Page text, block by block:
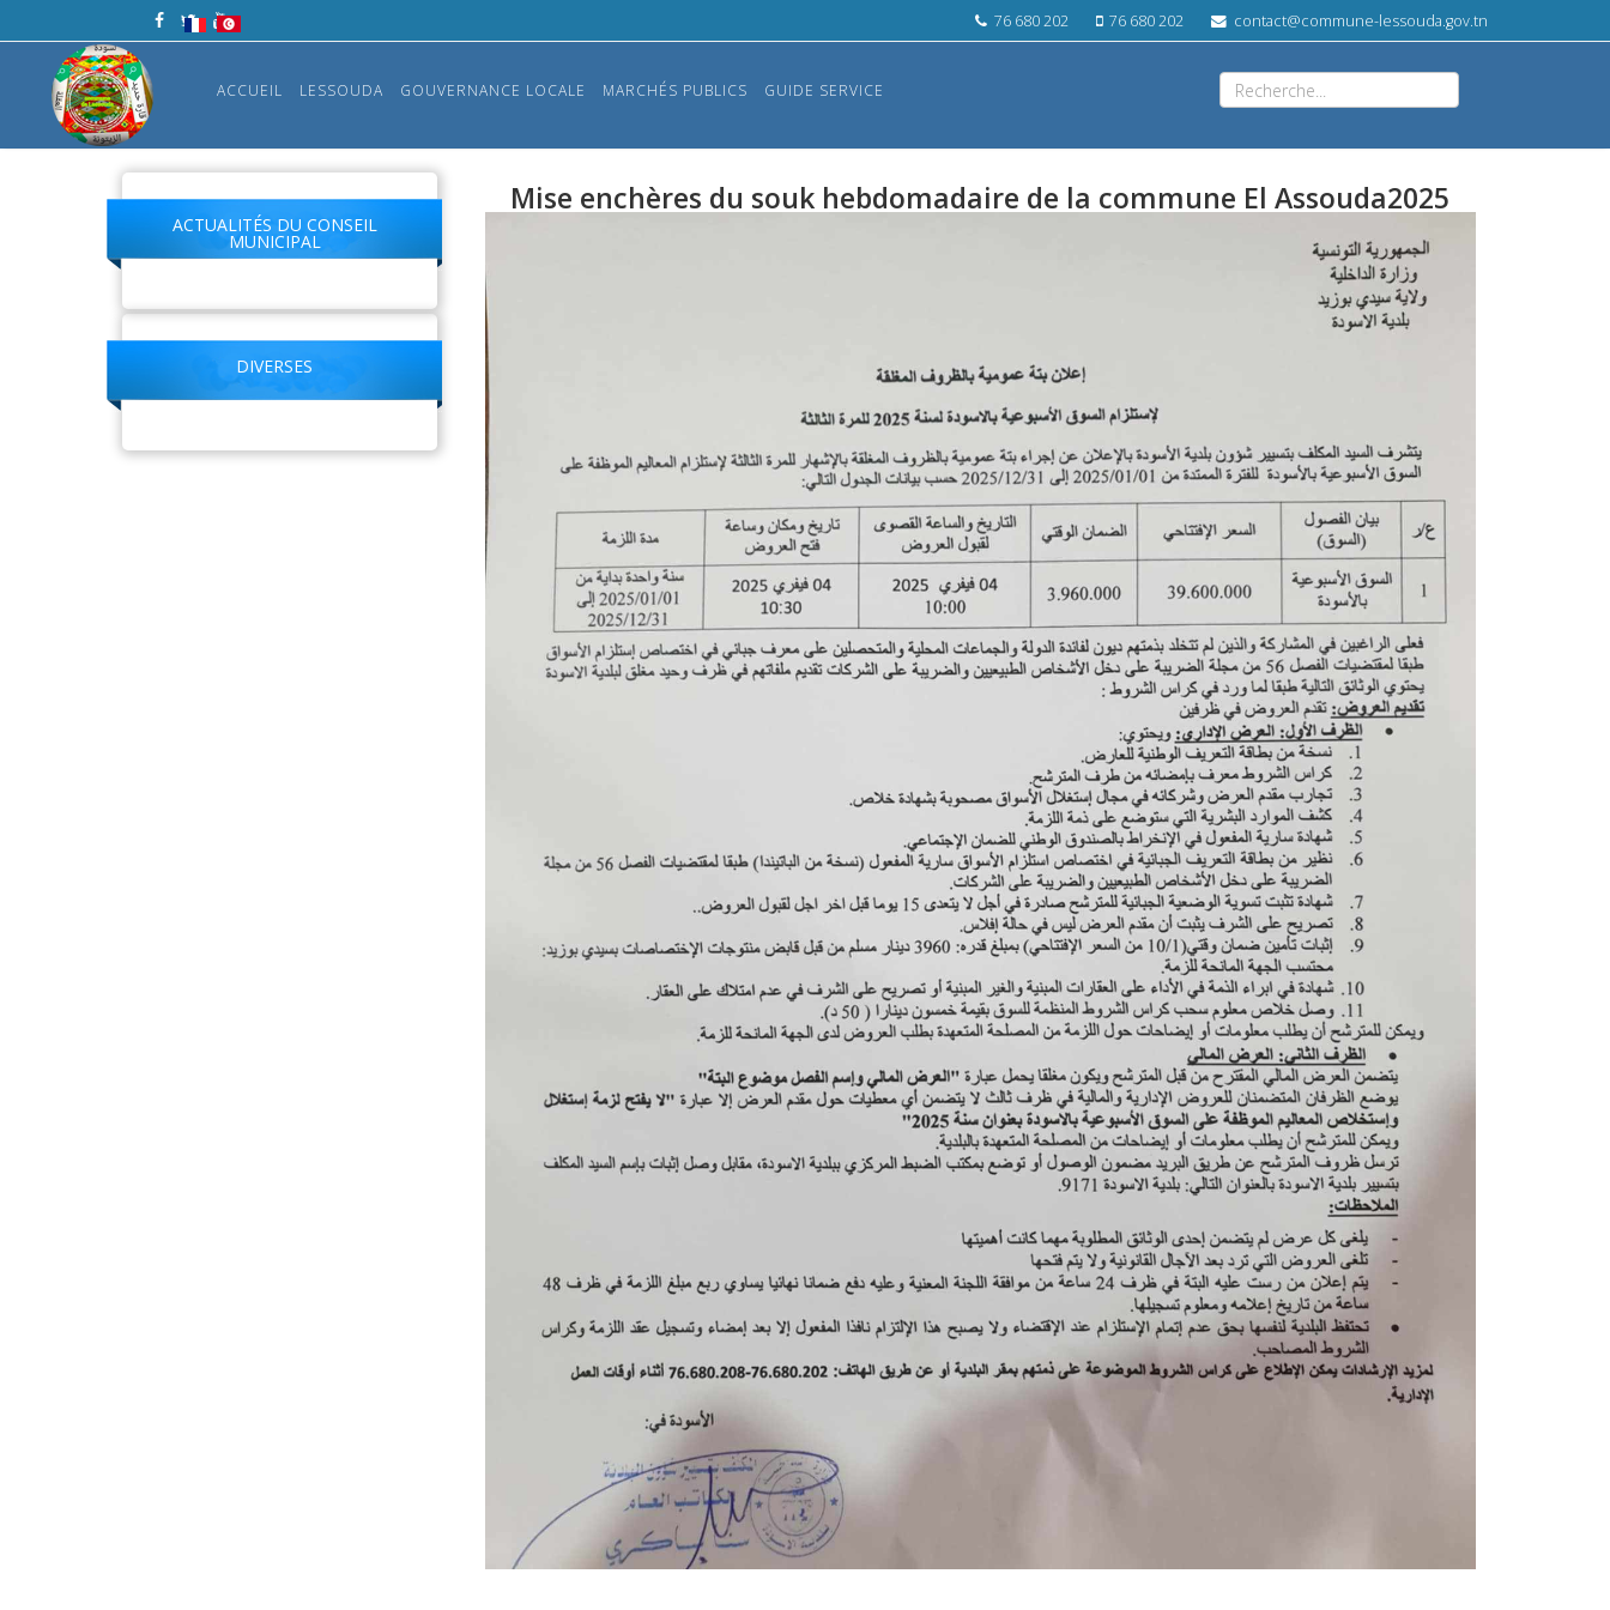
76 680 202 76 680 202 contact@commune-lessouda.gov.tn
ACCUEIL LESSOUDA GOUVERNANCE LOCALE MARCHÉS PUBLICS GUIDE SERVICE
ACTUALITÉS DU CONSEIL
MUNICIPAL
DIVERSES
Mise enchères du souk hebdomadaire de la commune El Assouda2025